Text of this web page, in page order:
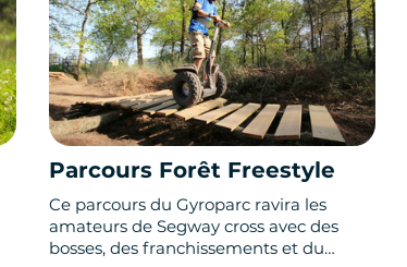
Parcours Forêt Freestyle
Ce parcours du Gyroparc ravira les
amateurs de Segway cross avec des
bosses, des franchissements et du